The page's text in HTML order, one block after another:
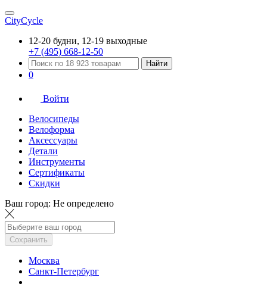
CityCycle
12-20 будни, 12-19 выходные
+7 (495) 668-12-50
Найти
0
Войти
Велосипеды
Велоформа
Аксессуары
Детали
Инструменты
Сертификаты
Скидки
Ваш город: Не определено
Сохранить
Москва
Санкт-Петербург